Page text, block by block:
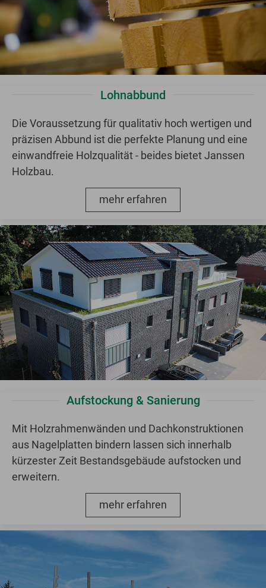
Lohnabbund
Die Voraussetzung für qualitativ hoch wertigen und
präzisen Abbund ist die perfekte Planung und eine
einwandfreie Holzqualität - beides bietet Janssen
Holzbau.
mehr erfahren
Aufstockung & Sanierung
Mit Holzrahmenwänden und Dachkonstruktionen
aus Nagelplatten bindern lassen sich innerhalb
kürzester Zeit Bestandsgebäude aufstocken und
erweitern.
mehr erfahren